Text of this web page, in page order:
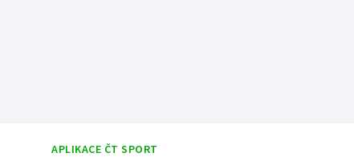
APLIKACE ČT SPORT